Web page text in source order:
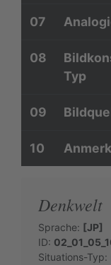
07
08
Typ
09
10
Denkwelt
Sprache: [JP]
ID:
Situations-Typ: